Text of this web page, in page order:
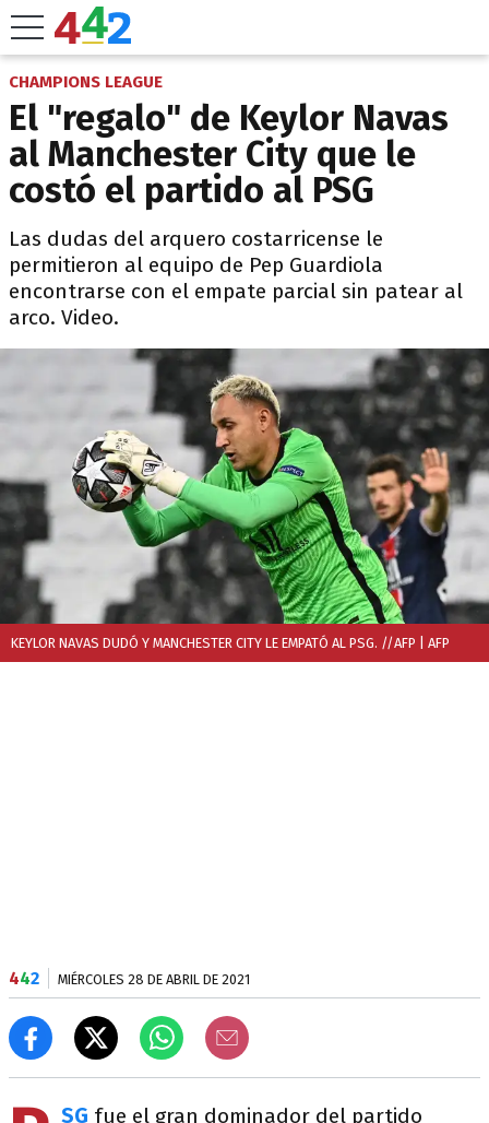
CHAMPIONS LEAGUE
El "regalo" de Keylor Navas
al Manchester City que le
costó el partido al PSG
Las dudas del arquero costarricense le
permitieron al equipo de Pep Guardiola
encontrarse con el empate parcial sin patear al
arco. Video.
KEYLOR NAVAS DUDÓ Y MANCHESTER CITY LE EMPATÓ AL PSG. //AFP | AFP
442 MIÉRCOLES 28 DE ABRIL DE 2021
SG fue el gran dominador del partido